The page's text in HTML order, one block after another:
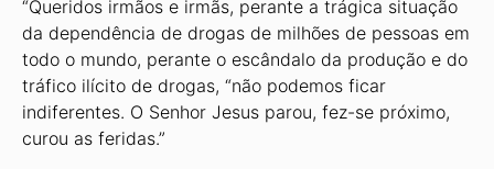
“Queridos irmãos e irmãs, perante a trágica situação
da dependência de drogas de milhões de pessoas em
todo o mundo, perante o escândalo da produção e do
tráfico ilícito de drogas, “não podemos ficar
indiferentes. O Senhor Jesus parou, fez-se próximo,
curou as feridas.”